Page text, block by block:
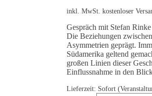
inkl. MwSt. kostenloser
Gespräch mit Stefan
Die Beziehungen
Asymmetrien geprägt.
Südamerika geltend
großen Linien dieser
Einflussnahme in den
Lieferzeit: Sofort